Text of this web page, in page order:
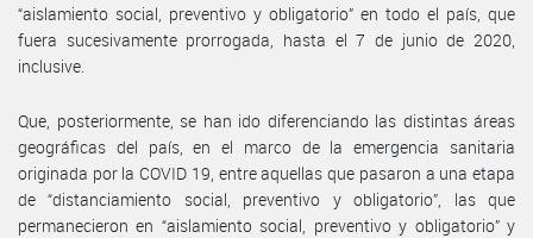
“aislamiento social, preventivo y obligatorio” en todo el país, que
fuera sucesivamente prorrogada, hasta el 7 de junio de 2020,
inclusive.
Que, posteriormente, se han ido diferenciando las distintas áreas
geográficas del país, en el marco de la emergencia sanitaria
originada por la COVID 19, entre aquellas que pasaron a una etapa
de “distanciamiento social, preventivo y obligatorio”, las que
permanecieron en “aislamiento social, preventivo y obligatorio” y